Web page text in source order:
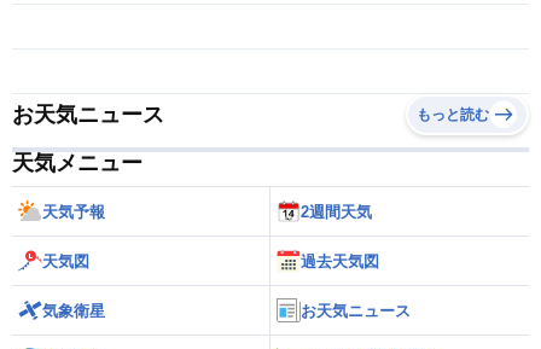
お天気ニュース もっと読む
天気メニュー
天気予報 2週間天気
天気図 過去天気図
気象衛星 お天気ニュース